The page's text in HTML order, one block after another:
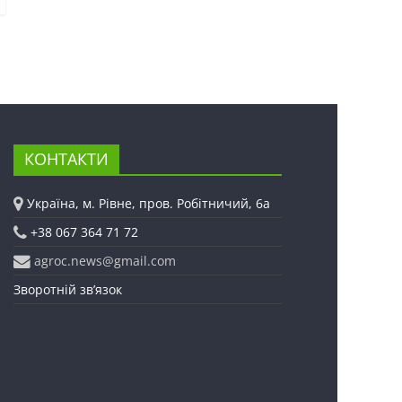
КОНТАКТИ
Україна, м. Рівне, пров. Робітничий, 6а
+38 067 364 71 72
agroc.news@gmail.com
Зворотній зв’язок